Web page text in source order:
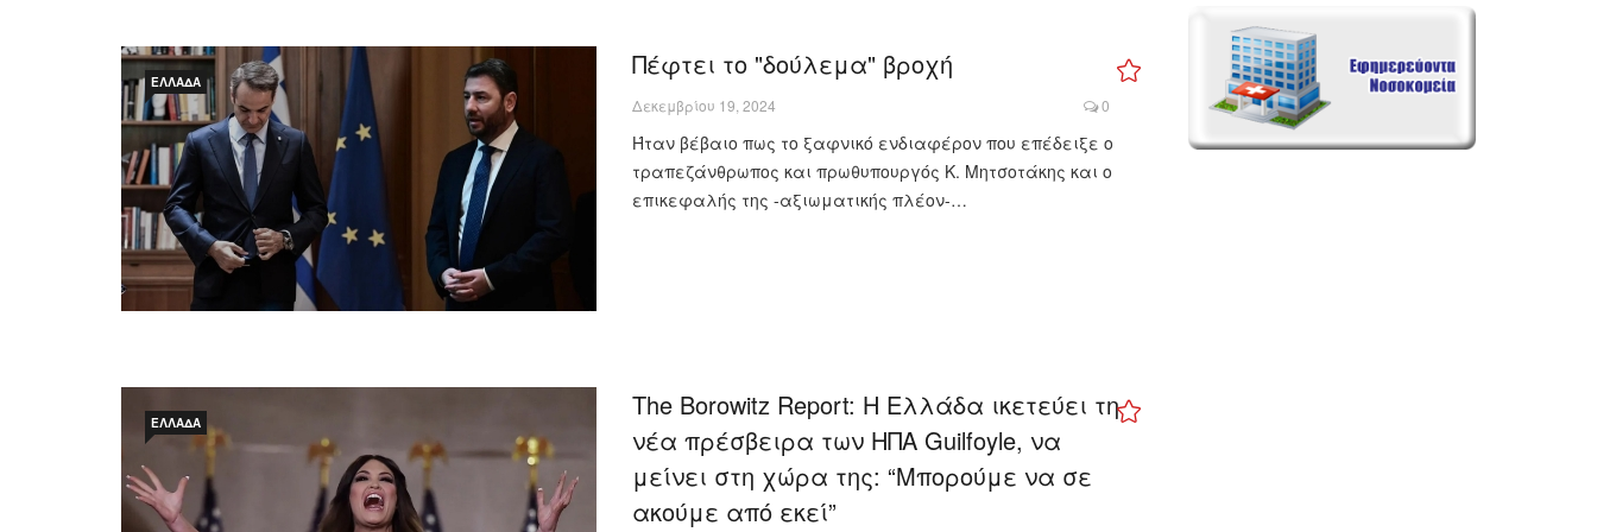
ΕΛΛΆΔΑ
Πέφτει το "δούλεμα" βροχή
Δεκεμβρίου 19, 2024 0
Ήταν βέβαιο πως το ξαφνικό ενδιαφέρον που επέδειξε ο
τραπεζάνθρωπος και πρωθυπουργός Κ. Μητσοτάκης και ο
επικεφαλής της -αξιωματικής πλέον-…
ΕΛΛΆΔΑ
The Borowitz Report: Η Ελλάδα ικετεύει τη
νέα πρέσβειρα των ΗΠΑ Guilfoyle, να
μείνει στη χώρα της: “Μπορούμε να σε
ακούμε από εκεί”